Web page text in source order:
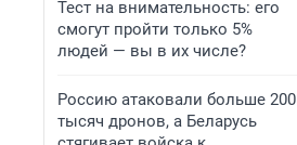
Тест на внимательность: его
смогут пройти только 5%
людей — вы в их числе?
Россию атаковали больше 200
тысяч дронов, а Беларусь